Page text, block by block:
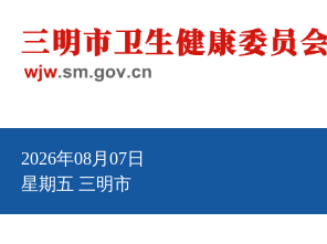
2026年08月07日
星期五 三明市